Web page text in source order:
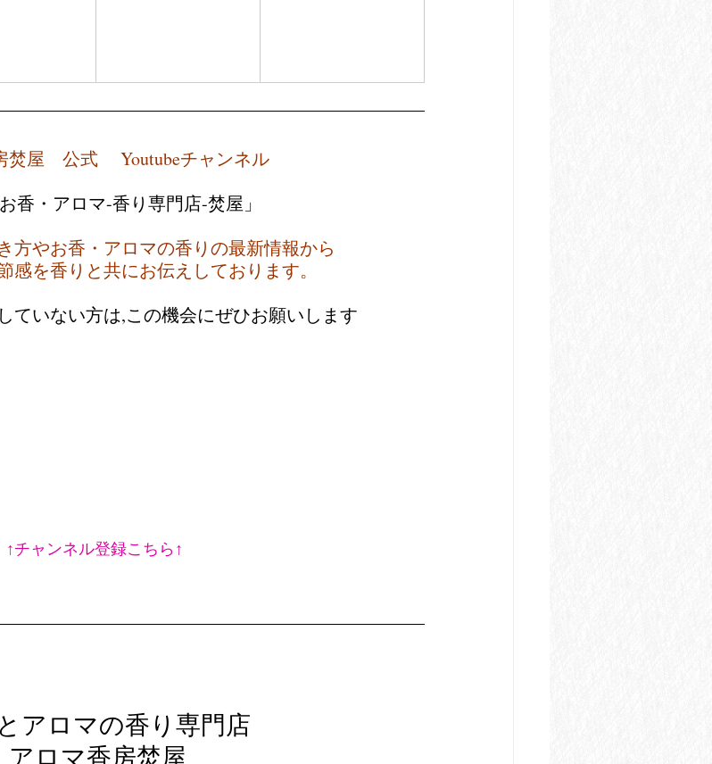
焚屋　公式　 Youtubeチャンネル
香・アロマ-香り専門店-焚屋」
方やお香・アロマの香りの最新情報から
感を香りと共にお伝えしております。
ていない方は,この機会にぜひお願いします
↑チャンネル登録こちら↑
アロマの香り専門店
アロマ香房焚屋